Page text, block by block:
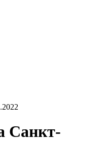
Санкт-